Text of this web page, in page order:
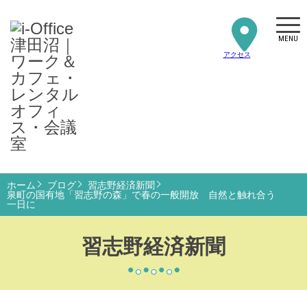
アクセス
MENU
習志野経済新聞
ホーム ブログ
習志野経済新聞
泉町の国有地「習志野の森」で春の一般開放 自然と触れ合う
一日に